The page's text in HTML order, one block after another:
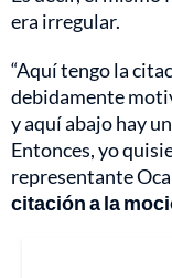
era irregular.
“Aquí tengo la
debidamente
y aquí abajo hay
Entonces, yo
representante
citación a la